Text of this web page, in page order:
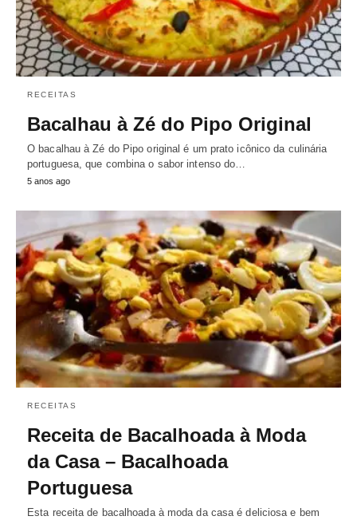
RECEITAS
Bacalhau à Zé do Pipo Original
O bacalhau à Zé do Pipo original é um prato icônico da culinária
portuguesa, que combina o sabor intenso do…
5 anos ago
RECEITAS
Receita de Bacalhoada à Moda
da Casa – Bacalhoada
Portuguesa
Esta receita de bacalhoada à moda da casa é deliciosa e bem